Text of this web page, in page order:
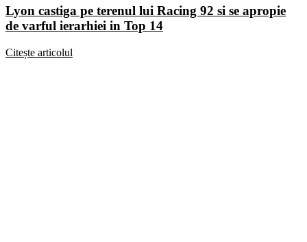
Lyon castiga pe terenul lui Racing 92 si se apropie
de varful ierarhiei in Top 14
Citește articolul